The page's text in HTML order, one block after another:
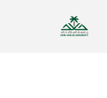
المحتوى